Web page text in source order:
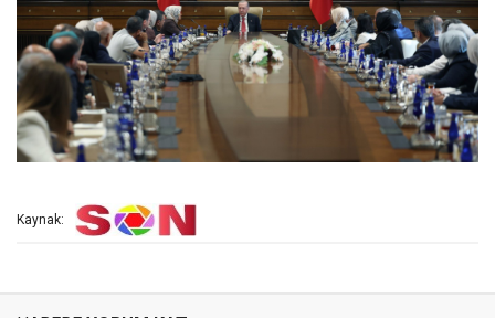
Kaynak: